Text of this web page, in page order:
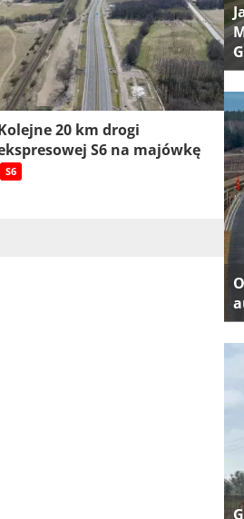
20 km drogi
S6 na majówkę
S6